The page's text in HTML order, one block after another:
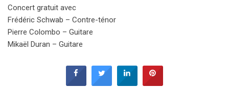
Concert gratuit avec
Frédéric Schwab – Contre-ténor
Pierre Colombo – Guitare
Mikaël Duran – Guitare